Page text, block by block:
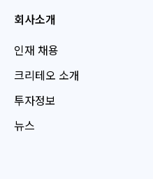
회사소개
인재 채용
크리테오 소개
투자정보
뉴스